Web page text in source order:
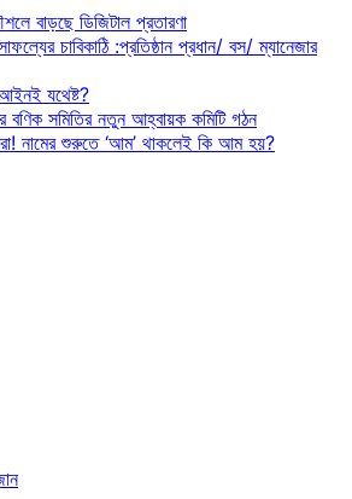
বাড়ছে ডিজিটাল প্রতারণা
চাবিকাঠি :প্রতিষ্ঠান প্রধান/ বস/ ম্যানেজার
যথেষ্ট?
বণিক সমিতির নতুন আহ্বায়ক কমিটি গঠন
নামের শুরুতে ‘আম’ থাকলেই কি আম হয়?